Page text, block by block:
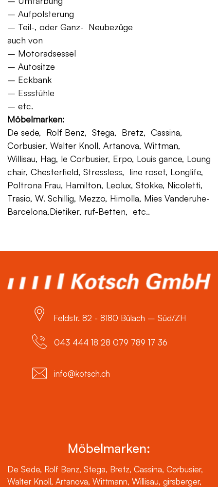
– Aufpolsterung
– Teil-, oder Ganz- Neubezüge
auch von
– Motoradsessel
– Autositze
– Eckbank
– Essstühle
– etc.
Möbelmarken:
De sede, Rolf Benz, Stega, Bretz, Cassina,
Corbusier, Walter Knoll, Artanova, Wittman,
Willisau, Hag, le Corbusier, Erpo, Louis gance, Loung
chair, Chesterfield, Stressless, line roset, Longlife,
Poltrona Frau, Hamilton, Leolux, Stokke, Nicoletti,
Trasio, W. Schillig, Mezzo, Himolla, Mies Vanderuhe-
Barcelona,Dietiker, ruf-Betten, etc..
Feldstr. 82 - 8180 Bülach – Süd/ZH
043 444 18 28 079 789 17 36
info@kotsch.ch
Möbelmarken:
De Sede, Rolf Benz, Stega, Bretz, Cassina, Corbusier,
Walter Knoll, Artanova, Wittmann, Willisau, girsberger,